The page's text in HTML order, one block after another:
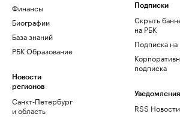
Финансы
Биографии
База знаний
РБК Образование
Новости
регионов
Санкт-Петербург
и область
Подписки
Скрыть
на РБК
Подписка на
подписка
Уведомления
RSS Новости